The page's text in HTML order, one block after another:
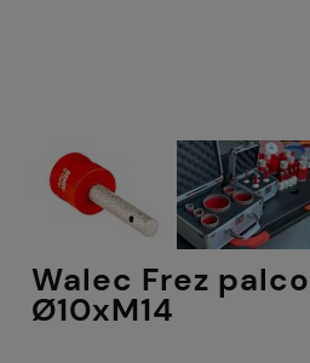
Walec Frez
Ø10xM14